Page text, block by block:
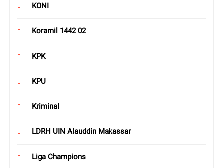
KONI
Koramil 1442 02
KPK
KPU
Kriminal
LDRH UIN Alauddin Makassar
Liga Champions